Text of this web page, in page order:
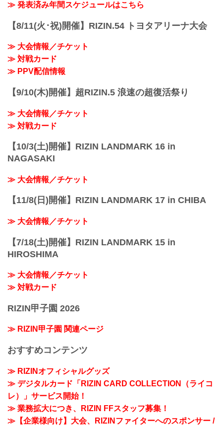
≫ 発表済み年間スケジュールはこちら
【8/11(火･祝)開催】RIZIN.54 トヨタアリーナ大会
≫ 大会情報／チケット
≫ 対戦カード
≫ PPV配信情報
【9/10(木)開催】超RIZIN.5 浪速の超復活祭り
≫ 大会情報／チケット
≫ 対戦カード
【10/3(土)開催】RIZIN LANDMARK 16 in
NAGASAKI
≫ 大会情報／チケット
【11/8(日)開催】RIZIN LANDMARK 17 in CHIBA
≫ 大会情報／チケット
【7/18(土)開催】RIZIN LANDMARK 15 in
HIROSHIMA
≫ 大会情報／チケット
≫ 対戦カード
RIZIN甲子園 2026
≫ RIZIN甲子園 関連ページ
おすすめコンテンツ
≫ RIZINオフィシャルグッズ
≫ デジタルカード「RIZIN CARD COLLECTION（ライコ
レ）」サービス開始！
≫ 業務拡大につき、RIZIN FFスタッフ募集！
≫【企業様向け】大会、RIZINファイターへのスポンサー /